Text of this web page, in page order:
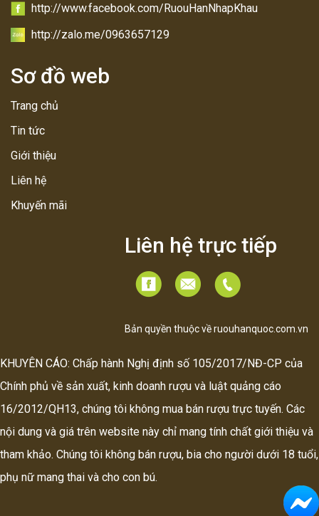
http://www.facebook.com/RuouHanNhapKhau
http://zalo.me/0963657129
Sơ đồ web
Trang chủ
Tin tức
Giới thiệu
Liên hệ
Khuyến mãi
Liên hệ trực tiếp
Bản quyền thuộc về ruouhanquoc.com.vn
KHUYÊN CÁO: Chấp hành Nghị định số 105/2017/NĐ-CP của
Chính phủ về sản xuất, kinh doanh rượu và luật quảng cáo
16/2012/QH13, chúng tôi không mua bán rượu trực tuyến. Các
nội dung và giá trên website này chỉ mang tính chất giới thiệu và
tham khảo. Chúng tôi không bán rượu, bia cho người dưới 18 tuổi,
phụ nữ mang thai và cho con bú.